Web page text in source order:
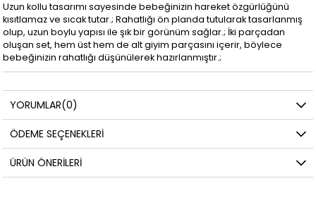
Uzun kollu tasarımı sayesinde bebeğinizin hareket özgürlüğünü
kısıtlamaz ve sıcak tutar.; Rahatlığı ön planda tutularak tasarlanmış
olup, uzun boylu yapısı ile şık bir görünüm sağlar.; İki parçadan
oluşan set, hem üst hem de alt giyim parçasını içerir, böylece
bebeğinizin rahatlığı düşünülerek hazırlanmıştır.;
YORUMLAR(0)
ÖDEME SEÇENEKLERI
ÜRÜN ÖNERILERI